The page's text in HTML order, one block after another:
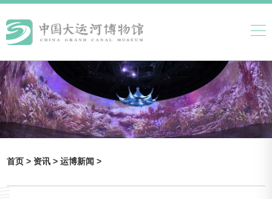
首页 >资讯 >运博新闻 >